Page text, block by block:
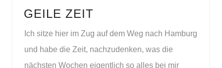
GEILE ZEIT
Ich sitze hier im Zug auf dem Weg nach Hamburg
und habe die Zeit, nachzudenken, was die
nächsten Wochen eigentlich so alles bei mir